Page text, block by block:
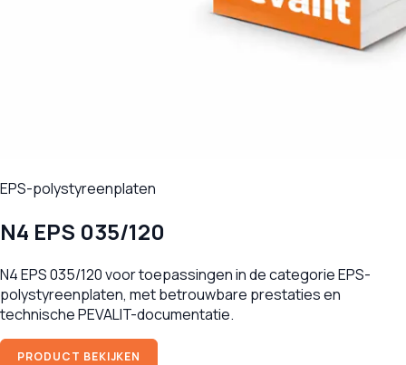
EPS-polystyreenplaten
N4 EPS 035/120
N4 EPS 035/120 voor toepassingen in de categorie EPS-
polystyreenplaten, met betrouwbare prestaties en
technische PEVALIT-documentatie.
PRODUCT BEKIJKEN